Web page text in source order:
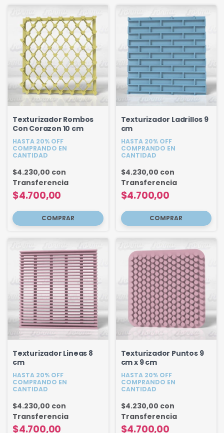
Texturizador Rombos
Con Corazon 10 cm
HASTA 20% OFF
COMPRANDO EN
CANTIDAD
$4.700,00
$4.230,00 con
Transferencia
Texturizador Ladrillos 9
cm
HASTA 20% OFF
COMPRANDO EN
CANTIDAD
$4.700,00
$4.230,00 con
Transferencia
Texturizador Lineas 8
cm
HASTA 20% OFF
COMPRANDO EN
CANTIDAD
$4.700,00
$4.230,00 con
Transferencia
Texturizador Puntos 9
cm x 9 cm
HASTA 20% OFF
COMPRANDO EN
CANTIDAD
$4.700,00
$4.230,00 con
Transferencia